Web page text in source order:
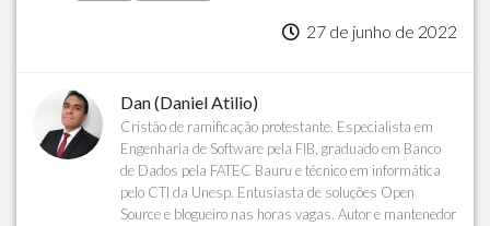
27 de junho de 2022
Dan (Daniel Atilio)
Cristão de ramificação protestante. Especialista em
Engenharia de Software pela FIB, graduado em Banco
de Dados pela FATEC Bauru e técnico em informática
pelo CTI da Unesp. Entusiasta de soluções Open
Source e blogueiro nas horas vagas. Autor e mantenedor